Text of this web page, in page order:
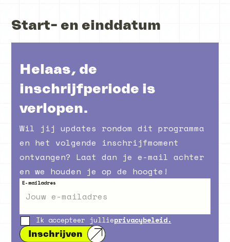
Start- en einddatum
Helaas, de
inschrijfperiode is
verlopen.
Wil jij updates rondom dit programma
en het volgende inschrijfmoment
ontvangen? Laat dan je e-mail achter
en we houden je op de hoogte!
E-mailadres
Ik accepteer jullieprivacybeleid.